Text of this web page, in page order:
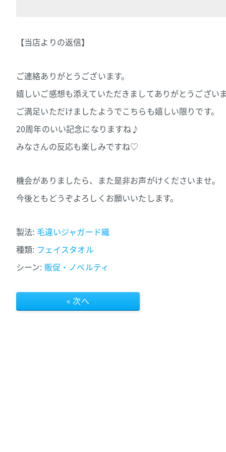
【当店よりの返信】
ご連絡ありがとうございます。
嬉しいご感想も添えていただきましてありがとうござい
ご満足いただけましたようでこちらも嬉しい限りです。
20周年のいい記念になりますね♪
みなさんの反応も楽しみですね♡
機会がありましたら、また是非お声がけくださいませ。
今後ともどうぞよろしくお願いいたします。
製法: 毛違いジャガード織
種類: フェイスタオル
シーン: 販促・ノベルティ
« 次へ